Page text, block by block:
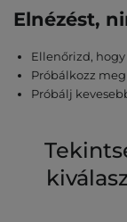
Elnézést,
Ellenőrizd,
Próbálkozz
Próbálj